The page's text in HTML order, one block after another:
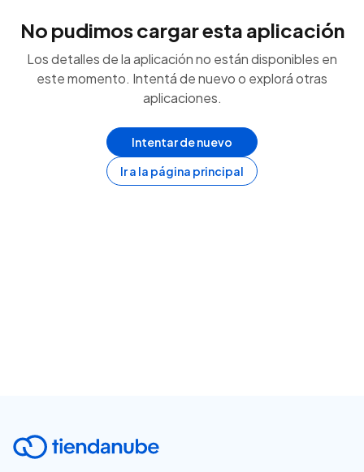
No pudimos cargar esta aplicación
Los detalles de la aplicación no están disponibles en
este momento. Intentá de nuevo o explorá otras
aplicaciones.
Intentar de nuevo
Ir a la página principal